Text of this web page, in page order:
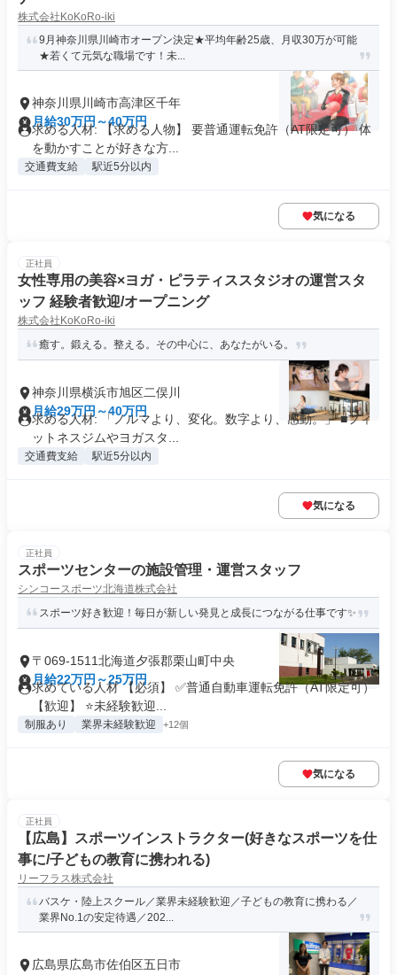
株式会社KoKoRo-iki
9月神奈川県川崎市オープン決定★平均年齢25歳、月収30万が可能
★若くて元気な職場です！未...
神奈川県川崎市高津区千年
月給30万円～40万円
求める人材: 【求める人物】 要普通運転免許（AT限定可） 体
を動かすことが好きな方...
交通費支給 駅近5分以内
気になる
正社員
女性専用の美容×ヨガ・ピラティススタジオの運営スタ
ッフ 経験者歓迎/オープニング
株式会社KoKoRo-iki
癒す。鍛える。整える。その中心に、あなたがいる。
神奈川県横浜市旭区二俣川
月給29万円～40万円
求める人材: 「ノルマより、変化。数字より、感動。」 ■フィ
ットネスジムやヨガスタ...
交通費支給 駅近5分以内
気になる
正社員
スポーツセンターの施設管理・運営スタッフ
シンコースポーツ北海道株式会社
スポーツ好き歓迎！毎日が新しい発見と成長につながる仕事です✨
〒069-1511北海道夕張郡栗山町中央
月給22万円～25万円
求めている人材 【必須】 ✅普通自動車運転免許（AT限定可）
【歓迎】 ⭐未経験歓迎...
制服あり 業界未経験歓迎 +12個
気になる
正社員
【広島】スポーツインストラクター(好きなスポーツを仕
事に/子どもの教育に携われる)
リーフラス株式会社
バスケ・陸上スクール／業界未経験歓迎／子どもの教育に携わる／
業界No.1の安定待遇／202...
広島県広島市佐伯区五日市